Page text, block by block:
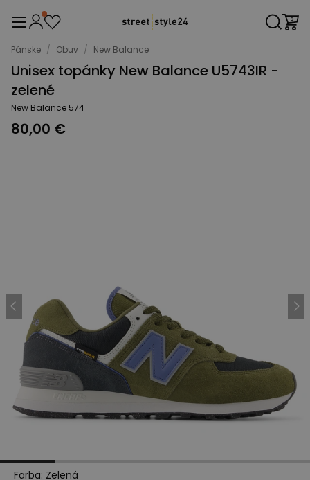
Pánske / Obuv / New Balance
Unisex topánky New Balance U5743IR -
zelené
New Balance 574
80,00 €
Farba: Zelená